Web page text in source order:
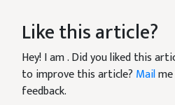
Like this article?
Hey! I am. Did you liked this
to improve this article? Mail
feedback.